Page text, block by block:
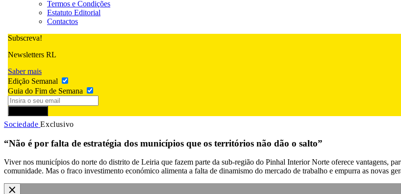
Termos e Condições
Estatuto Editorial
Contactos
Subscreva!
Newsletters RL
Saber mais
Edição Semanal
Guia do Fim de Semana
Sociedade Exclusivo
“Não é por falta de estratégia dos municípios que os territórios não dão o salto”
Viver nos municípios do norte do distrito de Leiria que fazem parte da sub-região do Pinhal Interior Norte oferece vantagens,
comunidade. Mas o fraco investimento económico alimenta a falta de dinamismo do mercado de trabalho e empurra as novas